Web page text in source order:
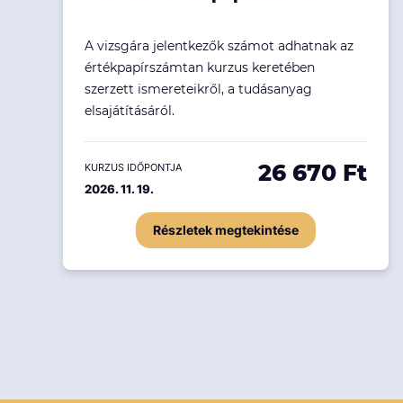
A vizsgára jelentkezők számot adhatnak az
értékpapírszámtan kurzus keretében
szerzett ismereteikről, a tudásanyag
elsajátításáról.
KURZUS IDŐPONTJA
2026. 11. 19.
26 670 Ft
Részletek megtekintése